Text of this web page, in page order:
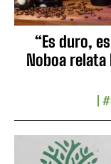
“Es duro,
Noboa